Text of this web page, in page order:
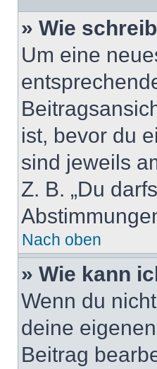
» Wie
Um eine
ist, bevor du
sind jeweils
Z. B. „Du
Nach oben
» Wie kann
Wenn du
deine
Beitrag